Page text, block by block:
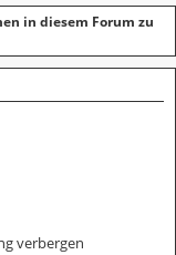
in diesem Forum zu
verbergen